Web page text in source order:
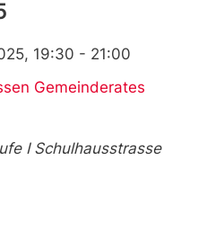
Gemeinderates
19:30 - 21:00
I Schulhausstrasse